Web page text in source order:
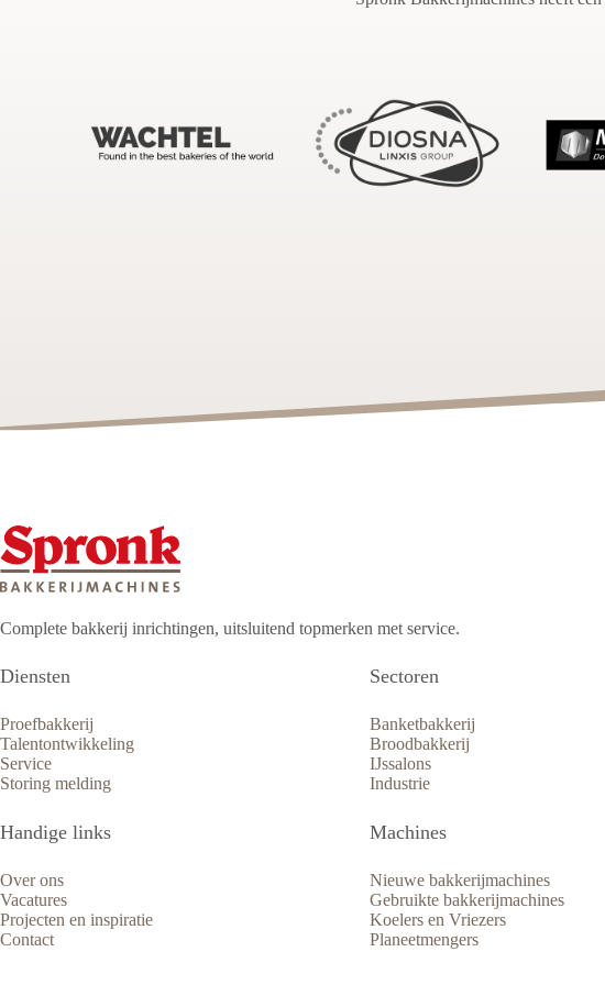
Complete bakkerij inrichtingen, uitsluitend topmerken met service.
Diensten
Proefbakkerij
Talentontwikkeling
Service
Storing melding
Handige links
Over ons
Vacatures
Projecten en inspiratie
Contact
Sectoren
Banketbakkerij
Broodbakkerij
IJssalons
Industrie
Machines
Nieuwe bakkerijmachines
Gebruikte bakkerijmachines
Koelers en Vriezers
Planeetmengers